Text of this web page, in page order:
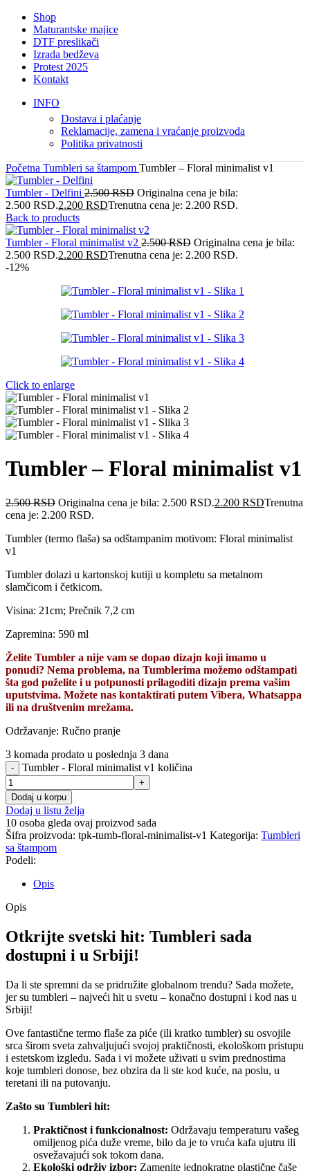
Shop
Maturantske majice
DTF preslikači
Izrada bedževa
Protest 2025
Kontakt
INFO
Dostava i plaćanje
Reklamacije, zamena i vraćanje proizvoda
Politika privatnosti
Početna Tumbleri sa štampom Tumbler – Floral minimalist v1
Tumbler - Delfini 2.500RSD Originalna cena je bila:
2.500 RSD.2.200 RSDTrenutna cena je: 2.200 RSD.
Back to products
Tumbler - Floral minimalist v2 2.500RSD Originalna cena je bila:
2.500 RSD.2.200 RSDTrenutna cena je: 2.200 RSD.
-12%
Click to enlarge
Tumbler – Floral minimalist v1
2.500RSD Originalna cena je bila: 2.500 RSD.2.200 RSDTrenutna
cena je: 2.200 RSD.
Tumbler (termo flaša) sa odštampanim motivom: Floral minimalist
v1
Tumbler dolazi u kartonskoj kutiji u kompletu sa metalnom
slamčicom i četkicom.
Visina: 21cm; Prečnik 7,2 cm
Zapremina: 590 ml
Želite Tumbler a nije vam se dopao dizajn koji imamo u
ponudi? Nema problema, na Tumblerima možemo odštampati
šta god poželite i u potpunosti prilagoditi dizajn prema vašim
uputstvima. Možete nas kontaktirati putem Vibera, Whatsappa
ili na društvenim mrežama.
Održavanje: Ručno pranje
3 komada prodato u poslednja 3 dana
Tumbler - Floral minimalist v1 količina
Dodaj u korpu
Dodaj u listu želja
10 osoba gleda ovaj proizvod sada
Šifra proizvoda: tpk-tumb-floral-minimalist-v1 Kategorija: Tumbleri
sa štampom
Podeli:
Opis
Opis
Otkrijte svetski hit: Tumbleri sada
dostupni i u Srbiji!
Da li ste spremni da se pridružite globalnom trendu? Sada možete,
jer su tumbleri – najveći hit u svetu – konačno dostupni i kod nas u
Srbiji!
Ove fantastične termo flaše za piće (ili kratko tumbler) su osvojile
srca širom sveta zahvaljujući svojoj praktičnosti, ekološkom pristupu
i estetskom izgledu. Sada i vi možete uživati u svim prednostima
koje tumbleri donose, bez obzira da li ste kod kuće, na poslu, u
teretani ili na putovanju.
Zašto su Tumbleri hit:
Praktičnost i funkcionalnost: Održavaju temperaturu vašeg
omiljenog pića duže vreme, bilo da je to vruća kafa ujutru ili
osvežavajući sok tokom dana.
Ekološki održiv izbor: Zamenite jednokratne plastične čaše